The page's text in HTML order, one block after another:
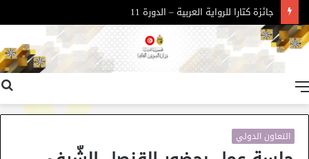
جائزة كتارا للرواية العربية – الدورة 11
التعاون الدولي